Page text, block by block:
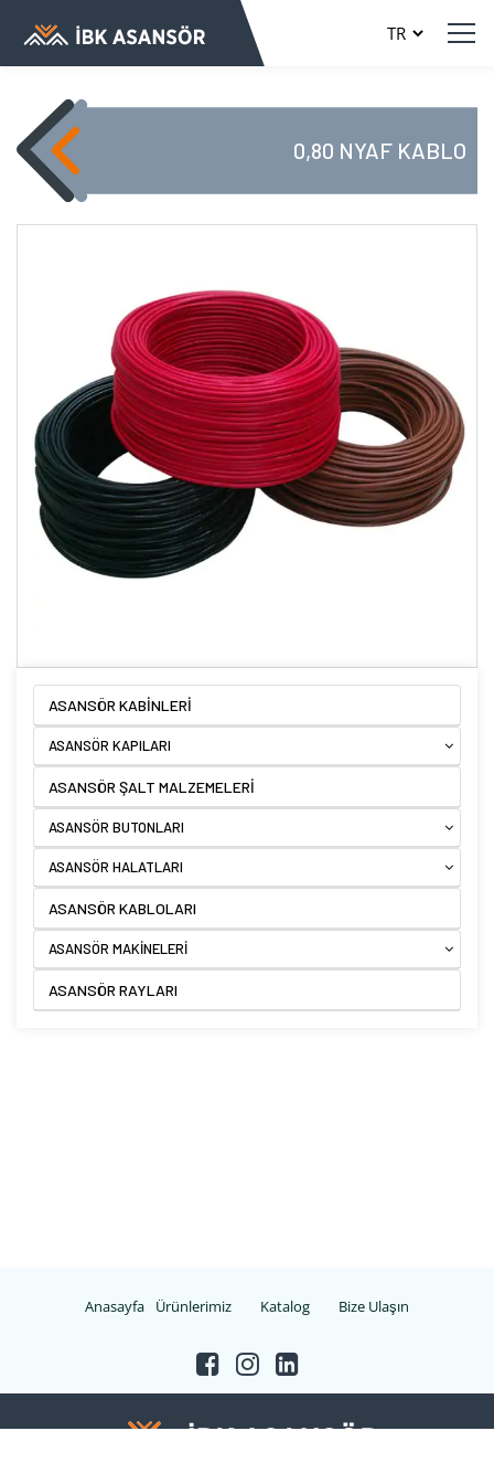
0,80 NYAF KABLO
ASANSÖR KABİNLERİ
ASANSÖR KAPILARI
ASANSÖR ŞALT MALZEMELERİ
ASANSÖR BUTONLARI
ASANSÖR HALATLARI
ASANSÖR KABLOLARI
ASANSÖR MAKİNELERİ
ASANSÖR RAYLARI
Anasayfa Ürünlerimiz Katalog Bize Ulaşın